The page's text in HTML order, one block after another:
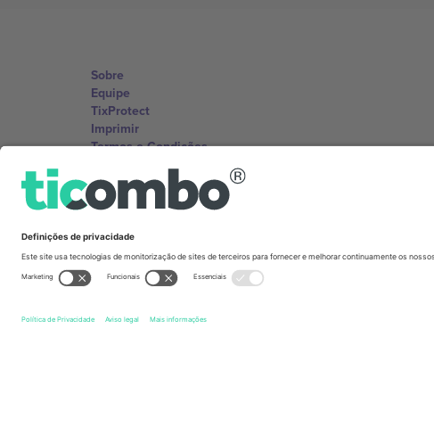
Sobre
Equipe
TixProtect
Imprimir
Termos e Condições
Programa de afiliados